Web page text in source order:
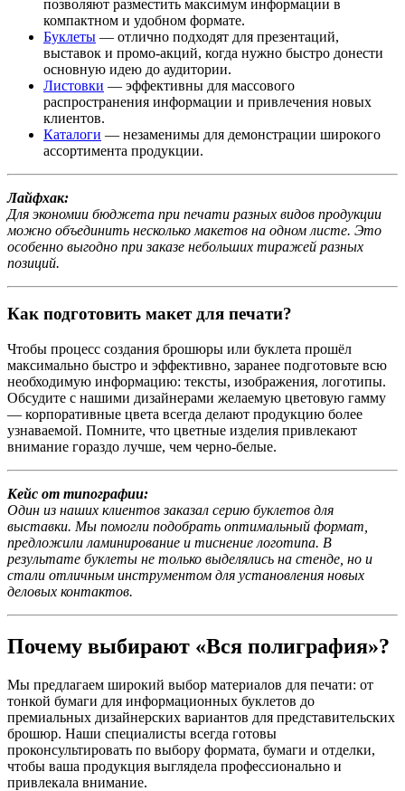
позволяют разместить максимум информации в
компактном и удобном формате.
Буклеты — отлично подходят для презентаций,
выставок и промо-акций, когда нужно быстро донести
основную идею до аудитории.
Листовки — эффективны для массового
распространения информации и привлечения новых
клиентов.
Каталоги — незаменимы для демонстрации широкого
ассортимента продукции.
Лайфхак:
Для экономии бюджета при печати разных видов продукции
можно объединить несколько макетов на одном листе. Это
особенно выгодно при заказе небольших тиражей разных
позиций.
Как подготовить макет для печати?
Чтобы процесс создания брошюры или буклета прошёл
максимально быстро и эффективно, заранее подготовьте всю
необходимую информацию: тексты, изображения, логотипы.
Обсудите с нашими дизайнерами желаемую цветовую гамму
— корпоративные цвета всегда делают продукцию более
узнаваемой. Помните, что цветные изделия привлекают
внимание гораздо лучше, чем черно-белые.
Кейс от типографии:
Один из наших клиентов заказал серию буклетов для
выставки. Мы помогли подобрать оптимальный формат,
предложили ламинирование и тиснение логотипа. В
результате буклеты не только выделялись на стенде, но и
стали отличным инструментом для установления новых
деловых контактов.
Почему выбирают «Вся полиграфия»?
Мы предлагаем широкий выбор материалов для печати: от
тонкой бумаги для информационных буклетов до
премиальных дизайнерских вариантов для представительских
брошюр. Наши специалисты всегда готовы
проконсультировать по выбору формата, бумаги и отделки,
чтобы ваша продукция выглядела профессионально и
привлекала внимание.